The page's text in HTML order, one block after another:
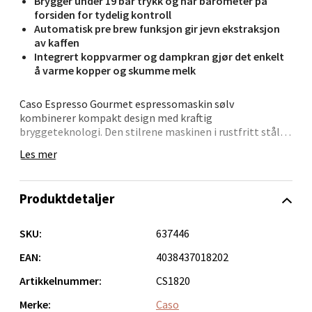
forsiden for tydelig kontroll
Automatisk pre brew funksjon gir jevn ekstraksjon
av kaffen
Integrert koppvarmer og dampkran gjør det enkelt
å varme kopper og skumme melk
Caso Espresso Gourmet espressomaskin sølv
kombinerer kompakt design med kraftig
bryggeteknologi. Den stilrene maskinen i rustfritt stål
andre kaffedrikker hjemme.
og det innebygde barometeret på fronten gjør det mulig
brew-funksjonen sørger for at kaffen fuktes før
Dampkranen gjør det enkelt å skumme melk til
varmeplate som holder koppene varme før servering.
Les mer
Produktdetaljer
SKU:
637446
EAN:
4038437018202
Artikkelnummer:
CS1820
Merke:
Caso
Bergen - Oasen Senter
Åpent i dag 10-21
0 i butikk
Oppdal - Aunasenteret
Aunasenteret, Sunndalsvegen 3, 7340 Oppdal
Åpent i dag 10-19